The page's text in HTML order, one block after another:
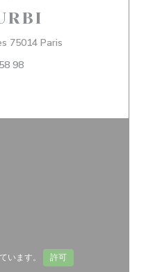
75014 Paris((新しいウィンド
98
います。 許可